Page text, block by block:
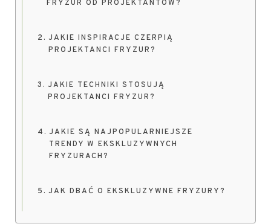
FRYZUR OD PROJEKTANTÓW?
JAKIE INSPIRACJE CZERPIĄ
PROJEKTANCI FRYZUR?
JAKIE TECHNIKI STOSUJĄ
PROJEKTANCI FRYZUR?
JAKIE SĄ NAJPOPULARNIEJSZE
TRENDY W EKSKLUZYWNYCH
FRYZURACH?
JAK DBAĆ O EKSKLUZYWNE FRYZURY?